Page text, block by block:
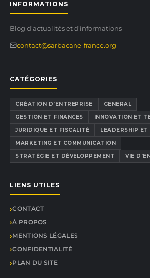
INFORMATIONS
Blog d'actualités et d'informations
contact@sarbacane-france.org
CATÉGORIES
CRÉATION D’ENTREPRISE
GENERAL
GESTION ET FINANCES
INNOVATION ET
JURIDIQUE ET FISCALITÉ
LEADERSHIP ET
MARKETING ET COMMUNICATION
STRATÉGIE ET DÉVELOPPEMENT
VIE
LIENS UTILES
CONTACT
À PROPOS
MENTIONS LÉGALES
CONFIDENTIALITÉ
PLAN DU SITE